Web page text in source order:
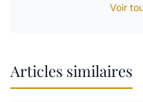
Voir
Articles similaires